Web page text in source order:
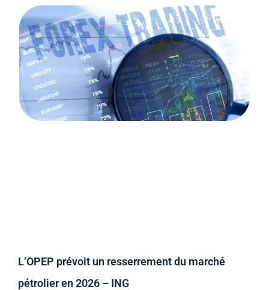
L’OPEP prévoit un resserrement du marché
pétrolier en 2026 – ING